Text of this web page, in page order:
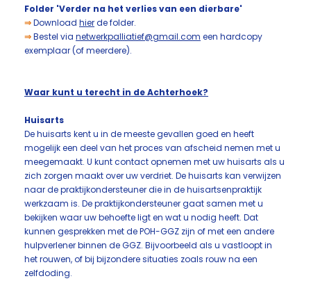
Folder 'Verder na het verlies van een dierbare'
⇒Download hierde folder.
⇒Bestel via netwerkpalliatief@gmail.com een hardcopy
exemplaar (of meerdere).
Waar kunt u terecht in de Achterhoek?
Huisarts
De huisarts kent u in de meeste gevallen goed en heeft
mogelijk een deel van het proces van afscheid nemen met u
meegemaakt. U kunt contact opnemen met uw huisarts als u
zich zorgen maakt over uw verdriet. De huisarts kan verwijzen
naar de praktijkondersteuner die in de huisartsenpraktijk
werkzaam is. De praktijkondersteuner gaat samen met u
bekijken waar uw behoefte ligt en wat u nodig heeft. Dat
kunnen gesprekken met de POH-GGZ zijn of met een andere
hulpverlener binnen de GGZ. Bijvoorbeeld als u vastloopt in
het rouwen, of bij bijzondere situaties zoals rouw na een
zelfdoding.